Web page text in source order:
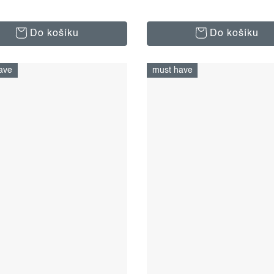
Do košíku Do košíku
must have